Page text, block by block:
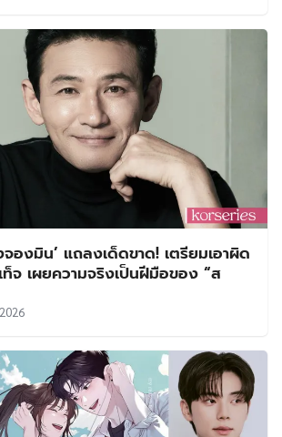
องมิน’ แถลงเด็ดขาด! เตรียมเอาผิด
จ เผยความจริงเป็นฝีมือของ “ส